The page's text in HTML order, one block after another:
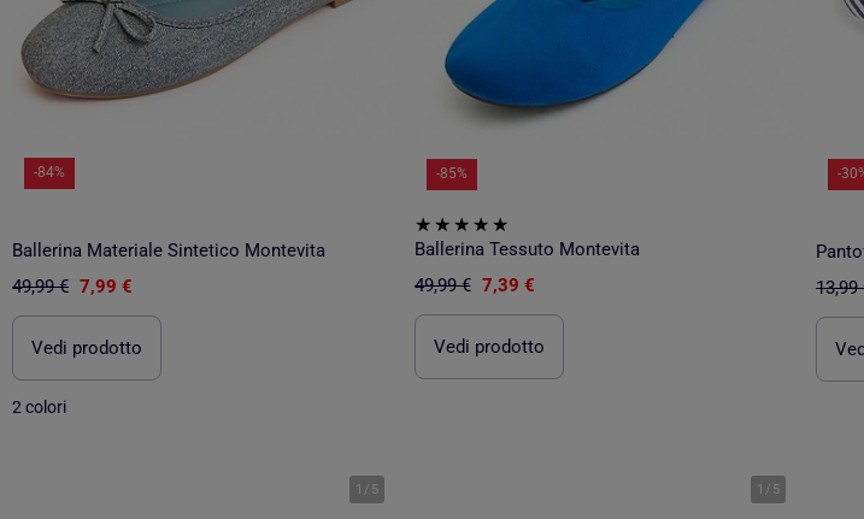
-84%
Ballerina Materiale Sintetico Montevita
49,99 € 7,99 €
Vedi prodotto
2 colori
-85%
Ballerina Tessuto Montevita
49,99 € 7,39 €
Vedi prodotto
-
13,99
1 / 5 1 / 5